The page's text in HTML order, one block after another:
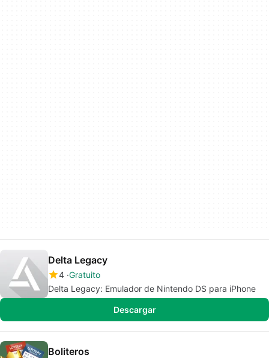
Delta Legacy
4 Gratuito
Delta Legacy: Emulador de Nintendo DS para iPhone
Descargar
Boliteros